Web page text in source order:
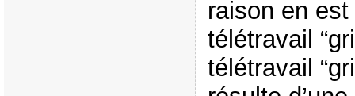
raison en est
télétravail
télétravail